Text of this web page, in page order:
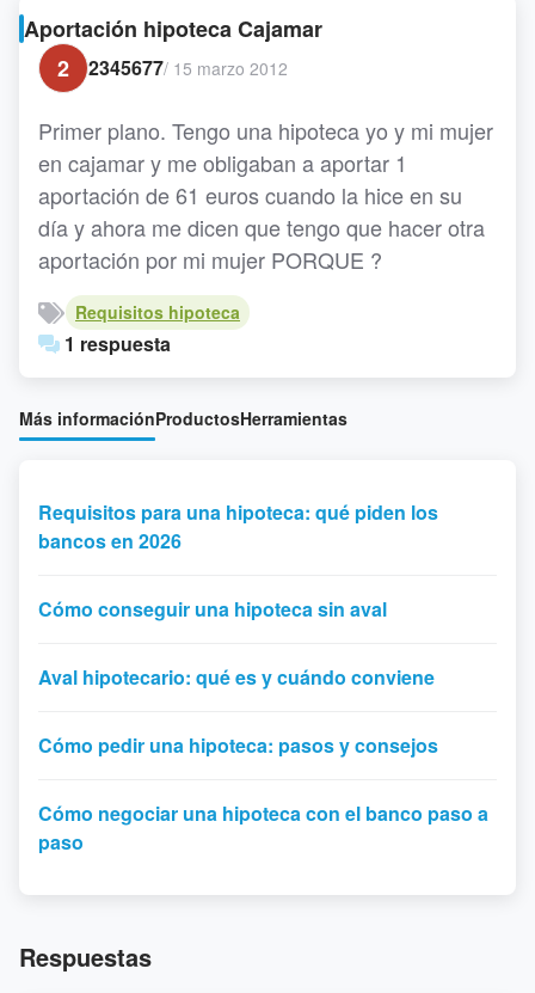
Aportación hipoteca Cajamar
2
2345677/ 15 marzo 2012
Primer plano. Tengo una hipoteca yo y mi mujer
en cajamar y me obligaban a aportar 1
aportación de 61 euros cuando la hice en su
día y ahora me dicen que tengo que hacer otra
aportación por mi mujer PORQUE ?
Requisitos hipoteca
1 respuesta
Más informaciónProductosHerramientas
Requisitos para una hipoteca: qué piden los
bancos en 2026
Cómo conseguir una hipoteca sin aval
Aval hipotecario: qué es y cuándo conviene
Cómo pedir una hipoteca: pasos y consejos
Cómo negociar una hipoteca con el banco paso a
paso
Respuestas